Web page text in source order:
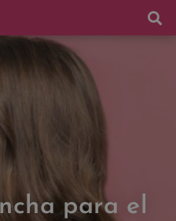
para el